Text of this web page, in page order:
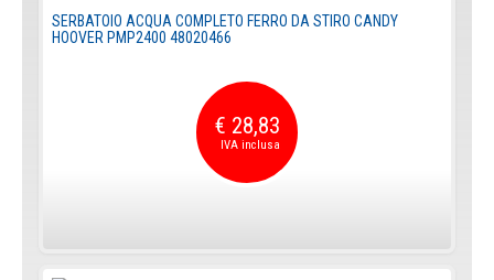
SERBATOIO ACQUA COMPLETO FERRO DA STIRO CANDY
HOOVER PMP2400 48020466
€ 28,83